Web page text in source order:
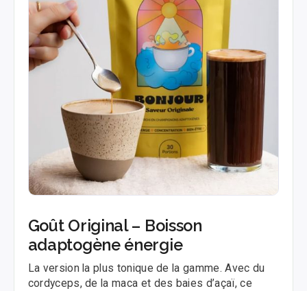
Goût Original – Boisson
adaptogène énergie
La version la plus tonique de la gamme. Avec du
cordyceps, de la maca et des baies d’açaï, ce